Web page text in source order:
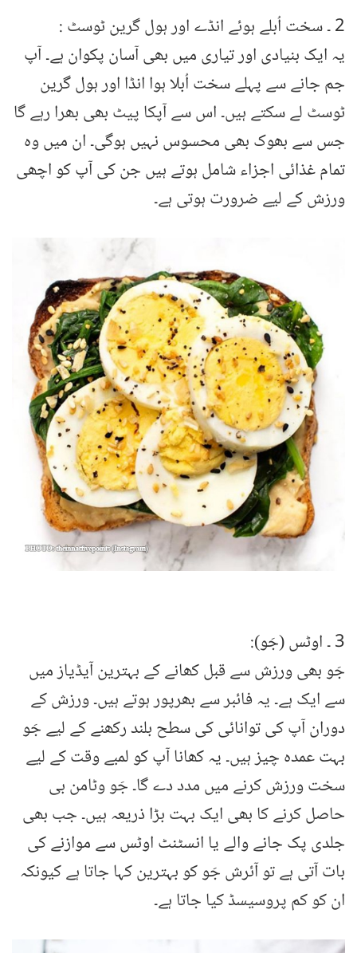
2 ۔ سخت اُبلے ہوئے انڈے اور ہول گرین ٹوسٹ :
یہ ایک بنیادی اور تیاری میں بھی آسان پکوان ہے۔ آپ
جم جانے سے پہلے سخت اُبلا ہوا انڈا اور ہول گرین
ٹوسٹ لے سکتے ہیں۔ اس سے آپکا پیٹ بھی بھرا رہے گا
جس سے بھوک بھی محسوس نہیں ہوگی۔ ان میں وہ
تمام غذائی اجزاء شامل ہوتے ہیں جن کی آپ کو اچھی
ورزش کے لیے ضرورت ہوتی ہے۔
3 ۔ اوٹس (جَو):
جَو بھی ورزش سے قبل کھانے کے بہترین آیڈیاز میں
سے ایک ہے۔ یہ فائبر سے بھرپور ہوتے ہیں۔ ورزش کے
دوران آپ کی توانائی کی سطح بلند رکھنے کے لیے جَو
بہت عمدہ چیز ہیں۔ یہ کھانا آپ کو لمبے وقت کے لیے
سخت ورزش کرنے میں مدد دے گا۔ جَو وٹامن بی
حاصل کرنے کا بھی ایک بہت بڑا ذریعہ ہیں۔ جب بھی
جلدی پک جانے والے یا انسٹنٹ اوٹس سے موازنے کی
بات آتی ہے تو آئرش جَو کو بہترین کہا جاتا ہے کیونکہ
ان کو کم پروسیسڈ کیا جاتا ہے۔